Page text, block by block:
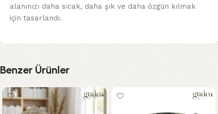
alanınızı daha sıcak, daha şık ve daha özgün kılmak
için tasarlandı.
Benzer Ürünler